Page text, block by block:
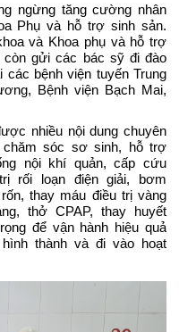
ngừng tăng cường nhân
Phụ và hỗ trợ sinh sản.
và Khoa phụ và hỗ trợ
gửi các bác sỹ đi đào
các bệnh viện tuyến Trung
Bệnh viện Bạch Mai,
nhiều nội dung chuyên
sóc sơ sinh, hỗ trợ
nội khí quản, cấp cứu
rối loạn điện giải, bơm
thay máu điều trị vàng
thở CPAP, thay huyết
để vận hành hiệu quả
thành và đi vào hoạt